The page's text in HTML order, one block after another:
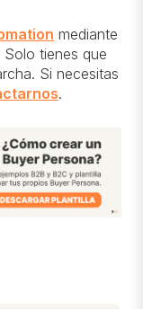
mediante
tienes que
Si necesitas
.